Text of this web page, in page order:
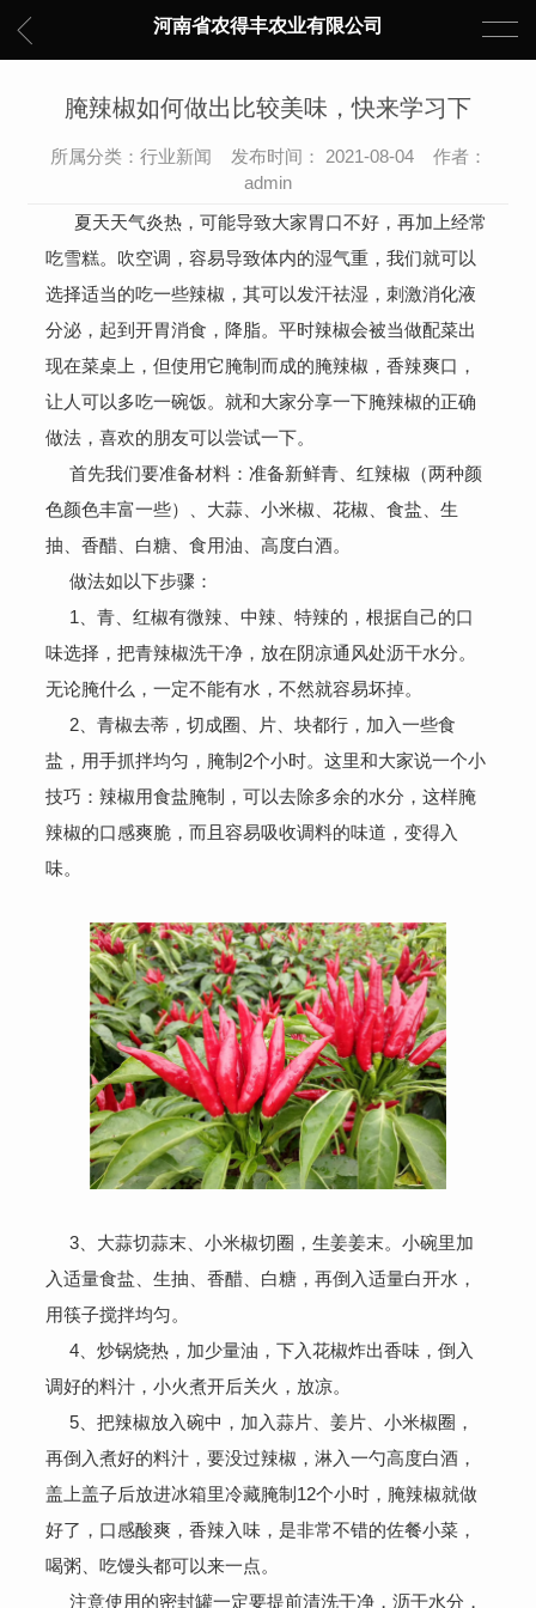
河南省农得丰农业有限公司
腌辣椒如何做出比较美味，快来学习下
所属分类：行业新闻 发布时间： 2021-08-04 作者：
admin
夏天天气炎热，可能导致大家胃口不好，再加上经常
吃雪糕。吹空调，容易导致体内的湿气重，我们就可以
选择适当的吃一些辣椒，其可以发汗祛湿，刺激消化液
分泌，起到开胃消食，降脂。平时辣椒会被当做配菜出
现在菜桌上，但使用它腌制而成的腌辣椒，香辣爽口，
让人可以多吃一碗饭。就和大家分享一下腌辣椒的正确
做法，喜欢的朋友可以尝试一下。
首先我们要准备材料：准备新鲜青、红辣椒（两种颜
色颜色丰富一些）、大蒜、小米椒、花椒、食盐、生
抽、香醋、白糖、食用油、高度白酒。
做法如以下步骤：
1、青、红椒有微辣、中辣、特辣的，根据自己的口
味选择，把青辣椒洗干净，放在阴凉通风处沥干水分。
无论腌什么，一定不能有水，不然就容易坏掉。
2、青椒去蒂，切成圈、片、块都行，加入一些食
盐，用手抓拌均匀，腌制2个小时。这里和大家说一个小
技巧：辣椒用食盐腌制，可以去除多余的水分，这样腌
辣椒的口感爽脆，而且容易吸收调料的味道，变得入
味。
3、大蒜切蒜末、小米椒切圈，生姜姜末。小碗里加
入适量食盐、生抽、香醋、白糖，再倒入适量白开水，
用筷子搅拌均匀。
4、炒锅烧热，加少量油，下入花椒炸出香味，倒入
调好的料汁，小火煮开后关火，放凉。
5、把辣椒放入碗中，加入蒜片、姜片、小米椒圈，
再倒入煮好的料汁，要没过辣椒，淋入一勺高度白酒，
盖上盖子后放进冰箱里冷藏腌制12个小时，腌辣椒就做
好了，口感酸爽，香辣入味，是非常不错的佐餐小菜，
喝粥、吃馒头都可以来一点。
注意使用的密封罐一定要提前清洗干净，沥干水分，